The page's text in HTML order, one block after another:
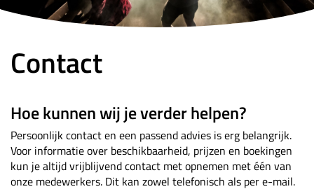
Contact
Hoe kunnen wij je verder helpen?
Persoonlijk contact en een passend advies is erg belangrijk.
Voor informatie over beschikbaarheid, prijzen en boekingen
kun je altijd vrijblijvend contact met opnemen met één van
onze medewerkers. Dit kan zowel telefonisch als per e-mail.